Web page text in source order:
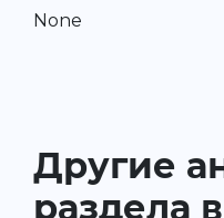
None
Другие
раздела